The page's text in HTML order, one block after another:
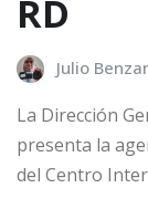
RD
Julio
La Dirección
presenta la
del Centro